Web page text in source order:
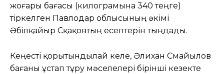
жоғары бағасы (килограмына 340 теңге)
тіркелген Павлодар облысының әкімі
Әбілқайыр Сқақовтың есептерін тыңдады.
Кеңесті қорытындылай келе, Әлихан Смайылов
бағаны ұстап тұру мәселелері бірінші кезекте